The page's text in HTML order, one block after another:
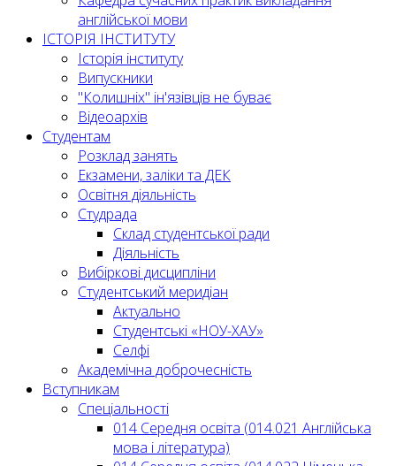
англійської мови
ІСТОРІЯ ІНСТИТУТУ
Історія інституту
Випускники
"Колишніх" ін'язівців не буває
Відеоархів
Студентам
Розклад занять
Екзамени, заліки та ДЕК
Освітня діяльність
Студрада
Склад студентської ради
Діяльність
Вибіркові дисципліни
Студентський меридіан
Актуально
Студентські «НОУ-ХАУ»
Селфі
Академічна доброчесність
Вступникам
Спеціальності
014 Середня освіта (014.021 Англійська
мова і література)